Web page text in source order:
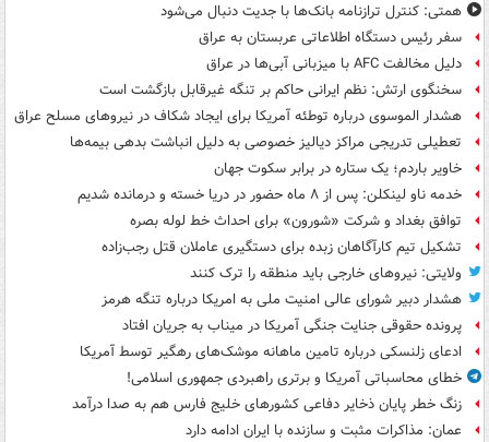
همتی: کنترل ترازنامه بانک‌ها با جدیت دنبال می‌شود
سفر رئیس دستگاه اطلاعاتی عربستان به عراق
دلیل مخالفت AFC با میزبانی آبی‌ها در عراق
سخنگوی ارتش: نظم ایرانی حاکم بر تنگه غیرقابل بازگشت است
هشدار الموسوی درباره توطئه آمریکا برای ایجاد شکاف در نیروهای مسلح عراق
تعطیلی تدریجی مراکز دیالیز خصوصی به دلیل انباشت بدهی بیمه‌ها
خاویر باردم؛ یک ستاره در برابر سکوت جهان
خدمه ناو لینکلن: پس از ۸ ماه حضور در دریا خسته و درمانده‌ شدیم
توافق بغداد و شرکت «شورون» برای احداث خط لوله بصره
تشکیل تیم کارآگاهان زبده برای دستگیری عاملان قتل رجب‌زاده
ولایتی: نیروهای خارجی باید منطقه را ترک کنند
هشدار دبیر شورای عالی امنیت ملی به امریکا درباره تنگه هرمز
پرونده حقوقی جنایت جنگی آمریکا در میناب به جریان افتاد
ادعای زلنسکی درباره تامین ماهانه موشک‌های رهگیر توسط آمریکا
خطای محاسباتی آمریکا و برتری راهبردی جمهوری اسلامی!
زنگ خطر پایان ذخایر دفاعی کشورهای خلیج فارس هم به صدا درآمد
عمان: مذاکرات مثبت و سازنده با ایران ادامه دارد